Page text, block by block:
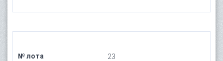
№ лота 23